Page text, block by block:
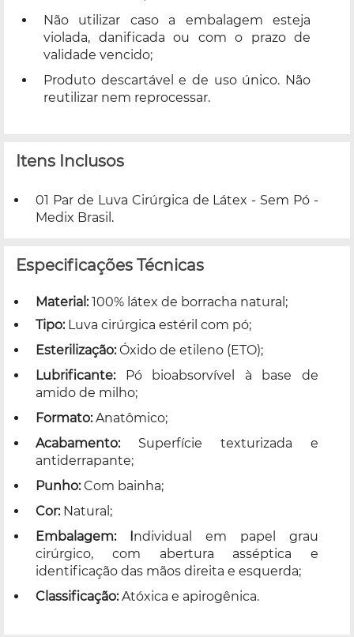
Não utilizar caso a embalagem esteja
violada, danificada ou com o prazo de
validade vencido;
Produto descartável e de uso único. Não
reutilizar nem reprocessar.
Itens Inclusos
01 Par de Luva Cirúrgica de Látex - Sem Pó -
Medix Brasil.
Especificações Técnicas
Material:100% látex de borracha natural;
Tipo:Luva cirúrgica estéril com pó;
Esterilização:Óxido de etileno (ETO);
Lubrificante:Pó bioabsorvível à base de
amido de milho;
Formato:Anatômico;
Acabamento: Superfície texturizada e
antiderrapante;
Punho:Com bainha;
Cor: Natural;
Embalagem: Individual em papel grau
cirúrgico, com abertura asséptica e
identificação das mãos direita e esquerda;
Classificação:Atóxica e apirogênica.